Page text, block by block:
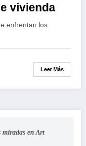
vivienda
enfrentan los
Leer Más
miradas en Art